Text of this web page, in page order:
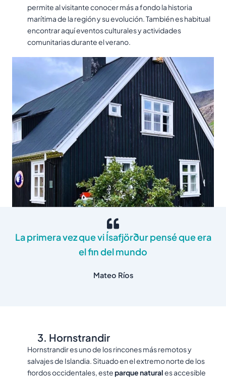
permite al visitante conocer más a fondo la historia
marítima de la región y su evolución. También es habitual
encontrar aquí eventos culturales y actividades
comunitarias durante el verano.
La primera vez que vi Ísafjörður pensé que era
el fin del mundo
Mateo Ríos
3. Hornstrandir
Hornstrandir es uno de los rincones más remotos y
salvajes de Islandia. Situado en el extremo norte de los
fiordos occidentales, esteparque naturales accesible